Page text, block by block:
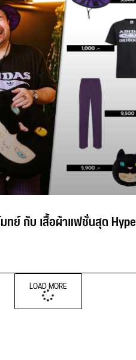
มทย์ กับ เสื้อผ้าแฟชั่นสุด Hype
LOAD MORE